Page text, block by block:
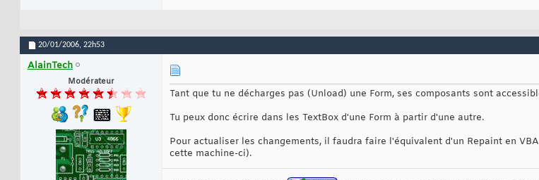
20/01/2006, 22h53
AlainTech
Modérateur
Tant que tu ne décharges pas (Unload) une Form, ses composants sont
Tu peux donc écrire dans les TextBox d'une Form à partir d'une autre.
Pour actualiser les changements, il faudra faire l'équivalent d'un Repaint en
cette machine-ci).